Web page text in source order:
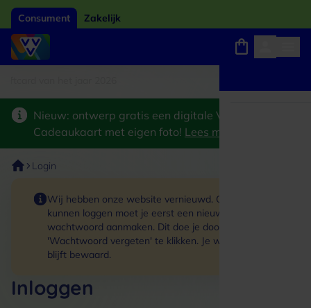
Consument Zakelijk
Nieuw: ontwerp gratis een digitale VVV
Cadeaukaart met eigen foto! Lees meer
Login
Wij hebben onze website vernieuwd. Om in te
kunnen loggen moet je eerst een nieuw
wachtwoord aanmaken. Dit doe je door op de link
'Wachtwoord vergeten' te klikken. Je winkelmand
blijft bewaard.
Inloggen